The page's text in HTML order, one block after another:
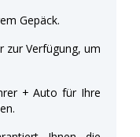
Gepäck.
zur Verfügung, um
+ Auto für Ihre